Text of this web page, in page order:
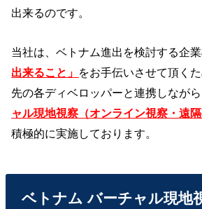
出来るのです。
当社は、ベトナム進出を検討する企
出来ること」 をお手伝いさせて頂く
先の各ディベロッパーと連携しなが
ャル現地視察（オンライン視察・遠隔
積極的に実施しております。
ベトナム バーチャル現地